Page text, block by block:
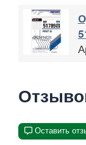
Оставить